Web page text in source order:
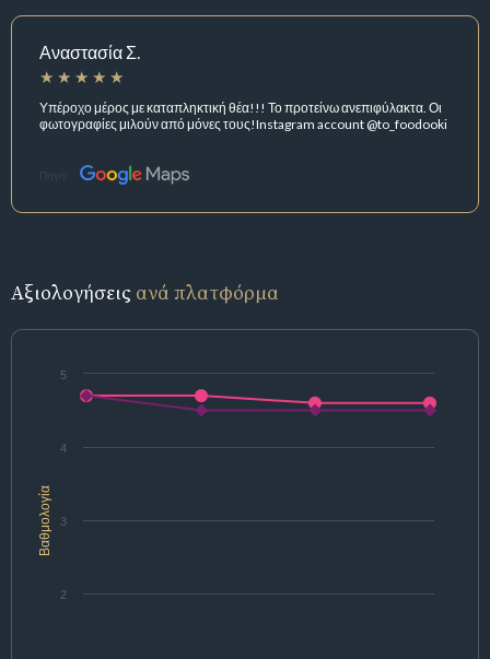
Αναστασία Σ.
Υπέροχο μέρος με καταπληκτική θέα!!! Το προτείνω ανεπιφύλακτα. Οι
φωτογραφίες μιλούν από μόνες τους!Instagram account @to_foodooki
Πηγή:
Αξιολογήσεις ανά πλατφόρμα
Βαθμολογία
2
3
4
5